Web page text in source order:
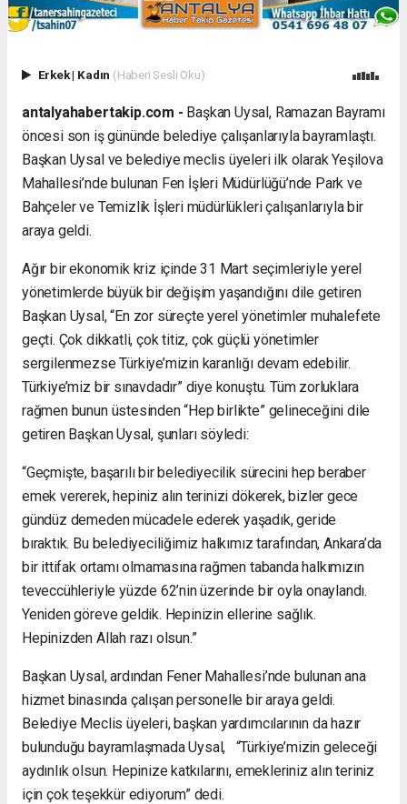
Erkek| Kadın (Haberi Sesli Oku)
antalyahabertakip.com - Başkan Uysal, Ramazan Bayramı
öncesi son iş gününde belediye çalışanlarıyla bayramlaştı.
Başkan Uysal ve belediye meclis üyeleri ilk olarak Yeşilova
Mahallesi’nde bulunan Fen İşleri Müdürlüğü’nde Park ve
Bahçeler ve Temizlik İşleri müdürlükleri çalışanlarıyla bir
araya geldi.
Ağır bir ekonomik kriz içinde 31 Mart seçimleriyle yerel
yönetimlerde büyük bir değişim yaşandığını dile getiren
Başkan Uysal, “En zor süreçte yerel yönetimler muhalefete
geçti. Çok dikkatli, çok titiz, çok güçlü yönetimler
sergilenmezse Türkiye’mizin karanlığı devam edebilir.
Türkiye’miz bir sınavdadır” diye konuştu. Tüm zorluklara
rağmen bunun üstesinden “Hep birlikte” gelineceğini dile
getiren Başkan Uysal, şunları söyledi:
“Geçmişte, başarılı bir belediyecilik sürecini hep beraber
emek vererek, hepiniz alın terinizi dökerek, bizler gece
gündüz demeden mücadele ederek yaşadık, geride
bıraktık. Bu belediyeciliğimiz halkımız tarafından, Ankara’da
bir ittifak ortamı olmamasına rağmen tabanda halkımızın
teveccühleriyle yüzde 62’nin üzerinde bir oyla onaylandı.
Yeniden göreve geldik. Hepinizin ellerine sağlık.
Hepinizden Allah razı olsun.”
Başkan Uysal, ardından Fener Mahallesi’nde bulunan ana
hizmet binasında çalışan personelle bir araya geldi.
Belediye Meclis üyeleri, başkan yardımcılarının da hazır
bulunduğu bayramlaşmada Uysal, “Türkiye’mizin geleceği
aydınlık olsun. Hepinize katkılarını, emekleriniz alın teriniz
için çok teşekkür ediyorum” dedi.